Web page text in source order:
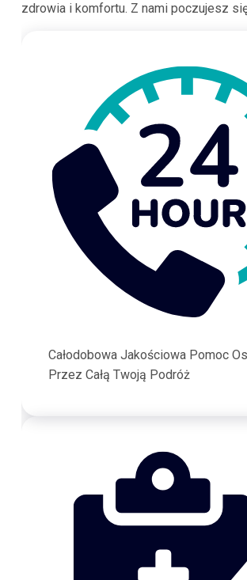
zdrowia i komfortu. Z nami poczujesz
Całodobowa Jakościowa Pomoc
Przez Całą Twoją Podróż